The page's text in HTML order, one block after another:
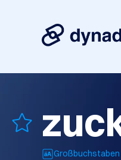
Großbuchstaben